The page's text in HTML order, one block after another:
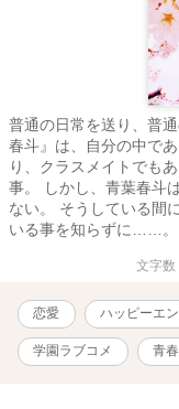
普通の日常を送り、普
春斗』は、自分の中で
り、クラスメイトでも
事。 しかし、青葉春斗
ない。 そうしている間
いる事を知らずに……。
文字数
恋愛 ハッピーエ
学園ラブコメ 青